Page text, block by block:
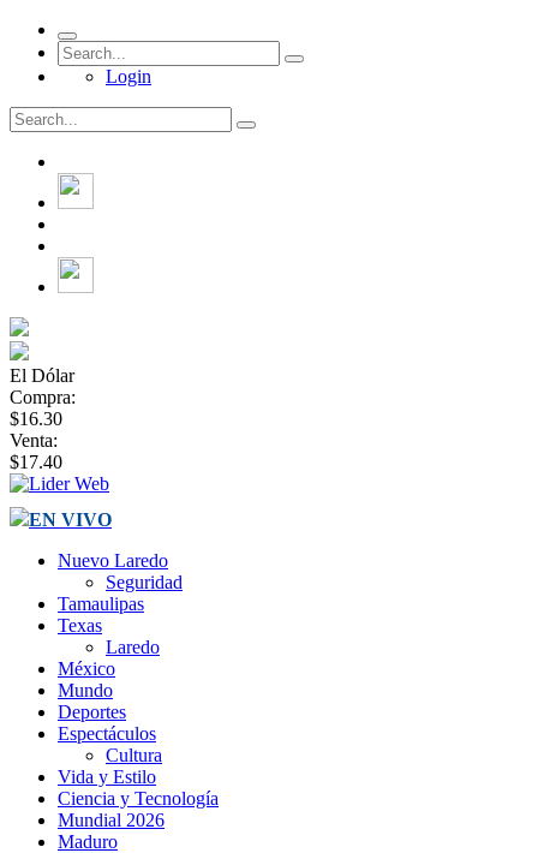
Login
El Dólar
Compra:
$16.30
Venta:
$17.40
EN VIVO
Nuevo Laredo
Seguridad
Tamaulipas
Texas
Laredo
México
Mundo
Deportes
Espectáculos
Cultura
Vida y Estilo
Ciencia y Tecnología
Mundial 2026
Maduro